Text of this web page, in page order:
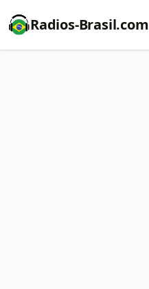
Radios-Brasil.com